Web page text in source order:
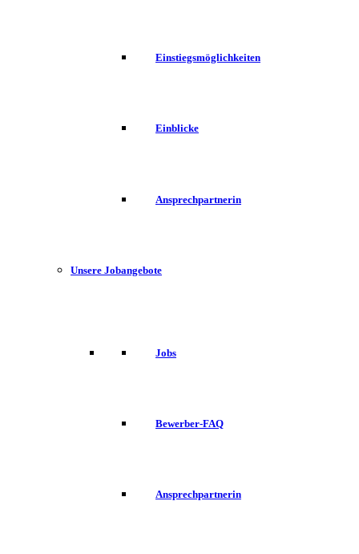
Einstiegsmöglichkeiten
Einblicke
Ansprechpartnerin
Unsere Jobangebote
Jobs
Bewerber-FAQ
Ansprechpartnerin